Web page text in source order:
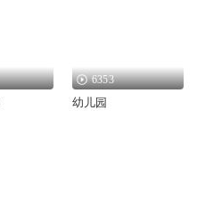
6353
幼儿园